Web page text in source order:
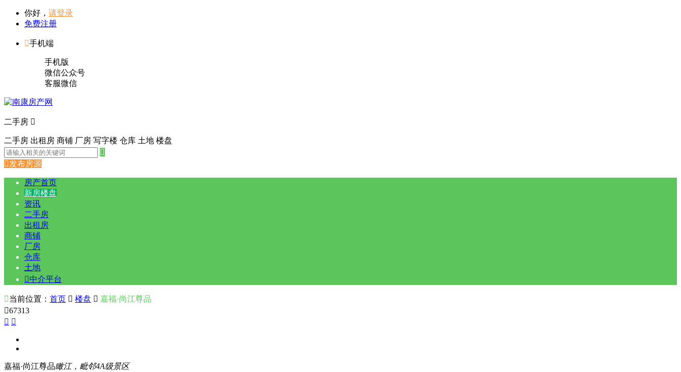
你好， 请登录
免费注册
手机端
手机版
微信公众号
客服微信
二手房 
二手房 出租房 商铺 厂房 写字楼 仓库 土地 楼盘

发布房源
房产首页
新房楼盘
资讯
二手房
出租房
商铺
厂房
仓库
土地
中介平台
当前位置： 首页  楼盘  嘉福·尚江尊品
67313
 
嘉福·尚江尊品瞰江，毗邻4A级景区